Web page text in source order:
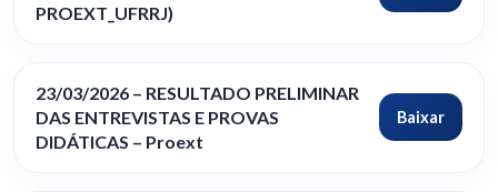
PROEXT_UFRRJ)
23/03/2026 – RESULTADO PRELIMINAR
DAS ENTREVISTAS E PROVAS
DIDÁTICAS – Proext
Baixar